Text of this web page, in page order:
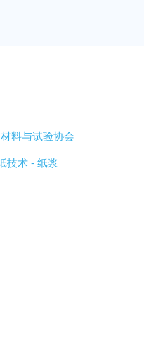
料与试验协会
技术 - 纸浆